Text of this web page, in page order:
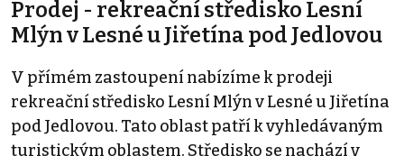
Prodej - rekreační středisko Lesní
Mlýn v Lesné u Jiřetína pod Jedlovou
V přímém zastoupení nabízíme k prodeji
rekreační středisko Lesní Mlýn v Lesné u Jiřetína
pod Jedlovou. Tato oblast patří k vyhledávaným
turistickým oblastem. Středisko se nachází v